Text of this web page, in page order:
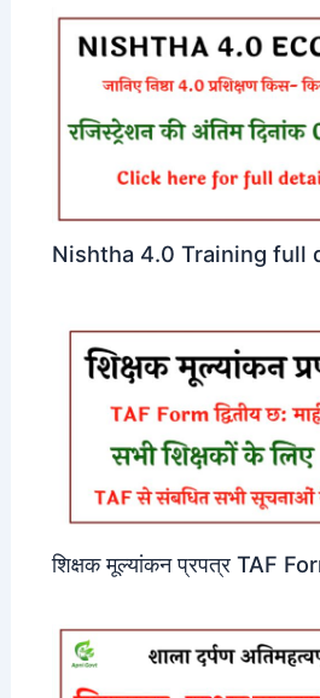
Nishtha 4.0 Training full
शिक्षक मूल्यांकन प्रपत्र TAF